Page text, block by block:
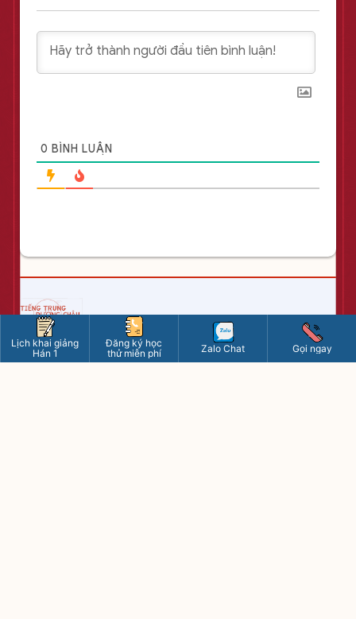
0 BÌNH LUẬN
Lịch khai giảng
Hán 1
Đăng ký học
thử miễn phí
Zalo Chat Gọi ngay